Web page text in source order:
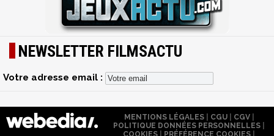
NEWSLETTER FILMSACTU
Votre adresse email :
MENTIONS LÉGALES| CGU| CGV|
POLITIQUE DONNÉES PERSONNELLES
COOKIES
PRÉFÉRENCE COOKIES